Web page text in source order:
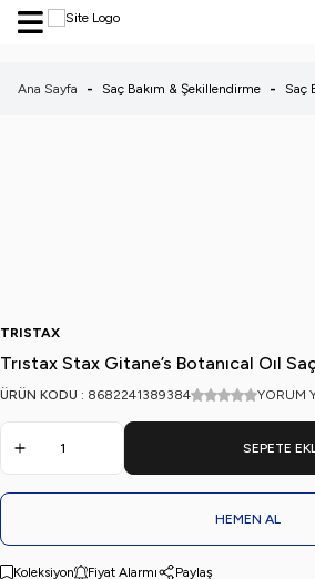
Ana Sayfa - Saç Bakım & Şekillendirme - Saç
TRISTAX
Trıstax Stax Gitane’s Botanıcal Oıl
ÜRÜN KODU : 8682241389384 YORUM
SEPETE
HEMEN AL
Koleksiyon Fiyat Alarmı
Paylaş